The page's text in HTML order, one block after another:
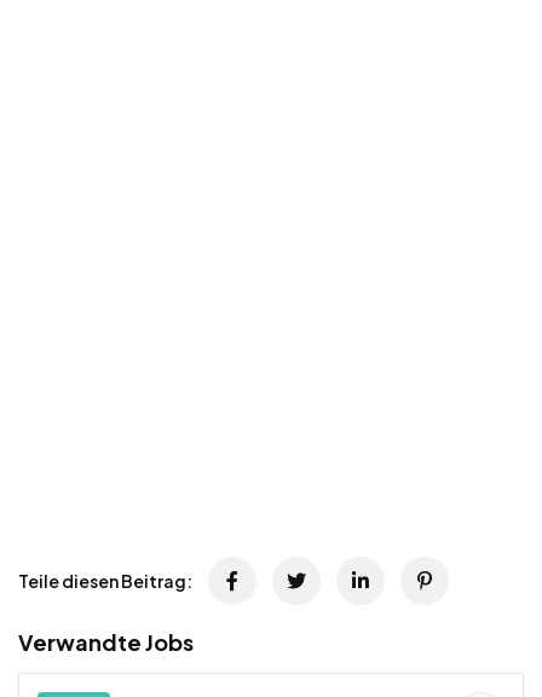
Teile diesen Beitrag:
Verwandte Jobs